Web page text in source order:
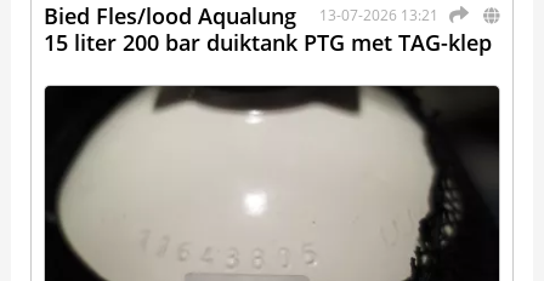
13-07-2026 13:21
Bied Fles/lood Aqualung
15 liter 200 bar duiktank PTG met TAG-klep